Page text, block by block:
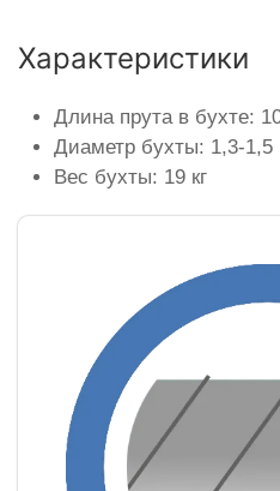
Характеристики
Длина прута в бухте:
Диаметр бухты: 1,3-1,5
Вес бухты: 19 кг